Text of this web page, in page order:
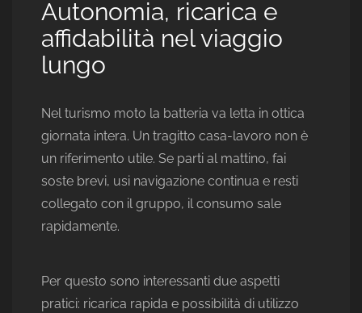
Autonomia, ricarica e
affidabilità nel viaggio
lungo
Nel turismo moto la batteria va letta in ottica
giornata intera. Un tragitto casa-lavoro non è
un riferimento utile. Se parti al mattino, fai
soste brevi, usi navigazione continua e resti
collegato con il gruppo, il consumo sale
rapidamente.
Per questo sono interessanti due aspetti
pratici: ricarica rapida e possibilità di utilizzo